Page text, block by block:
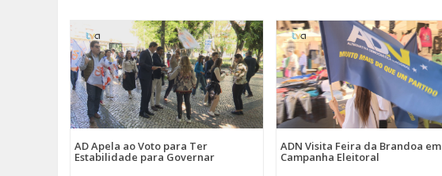
AD Apela ao Voto para Ter
Estabilidade para Governar
ADN Visita Feira da Brandoa em
Campanha Eleitoral